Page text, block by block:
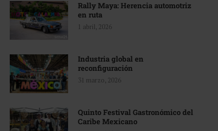
Rally Maya: Herencia automotriz
en ruta
1 abril, 2026
Industria global en
reconfiguración
31 marzo, 2026
Quinto Festival Gastronómico del
Caribe Mexicano